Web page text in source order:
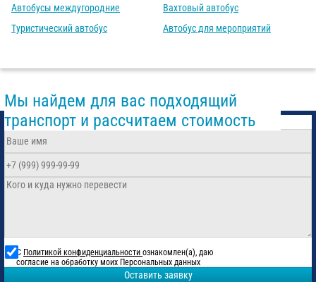
Автобусы междугородние
Туристический автобус
Вахтовый автобус
Автобус для мероприятий
Мы найдем для вас подходящий
транспорт и рассчитаем стоимость
С Политикой конфиденциальности ознакомлен(а), даю
согласие на обработку моих Персональных данных
Оставить заявку